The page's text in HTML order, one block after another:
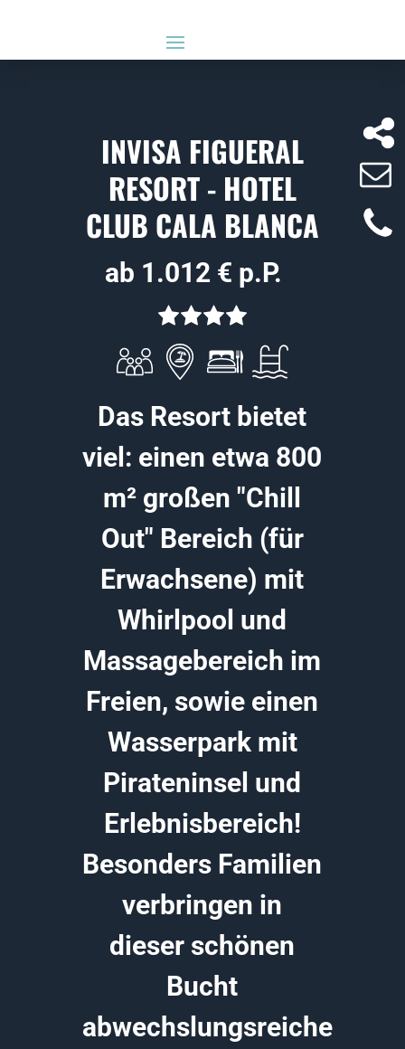
INVISA FIGUERAL
RESORT - HOTEL
CLUB CALA BLANCA
ab 1.012 € p.P.
Das Resort bietet
viel: einen etwa 800
m² großen "Chill
Out" Bereich (für
Erwachsene) mit
Whirlpool und
Massagebereich im
Freien, sowie einen
Wasserpark mit
Pirateninsel und
Erlebnisbereich!
Besonders Familien
verbringen in
dieser schönen
Bucht
abwechslungsreiche